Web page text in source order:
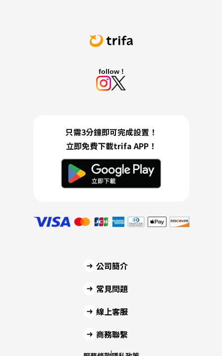
follow !
只需3分鐘即可完成設置！
立即免費下載trifa APP！
公司簡介
常見問題
線上客服
商務聯繫